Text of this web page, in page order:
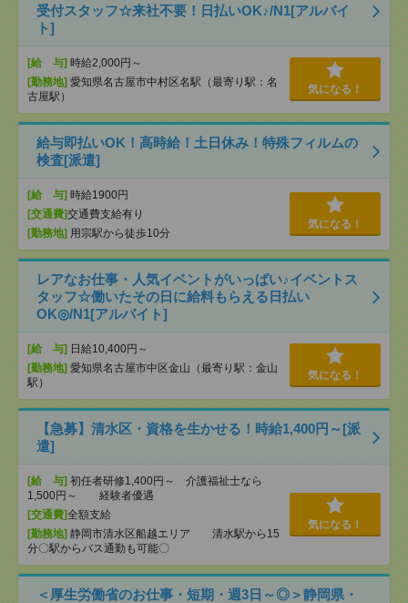
受付スタッフ☆来社不要！日払いOK♪/N1[アルバイ
ト]
[給 与] 時給2,000円～
[勤務地] 愛知県名古屋市中村区名駅（最寄り駅：名
古屋駅）
気になる！
給与即払いOK！高時給！土日休み！特殊フィルムの
検査[派遣]
[給 与] 時給1900円
[交通費]交通費支給有り
[勤務地] 用宗駅から徒歩10分
気になる！
レアなお仕事・人気イベントがいっぱい♪イベントス
タッフ☆働いたその日に給料もらえる日払い
OK◎/N1[アルバイト]
[給 与] 日給10,400円～
[勤務地] 愛知県名古屋市中区金山（最寄り駅：金山
駅）
気になる！
【急募】清水区・資格を生かせる！時給1,400円～[派
遣]
[給 与] 初任者研修1,400円～ 介護福祉士なら
1,500円～ 経験者優遇
[交通費]全額支給
[勤務地] 静岡市清水区船越エリア 清水駅から15
分〇駅からバス通勤も可能〇
気になる！
＜厚生労働省のお仕事・短期・週3日～◎＞静岡県・